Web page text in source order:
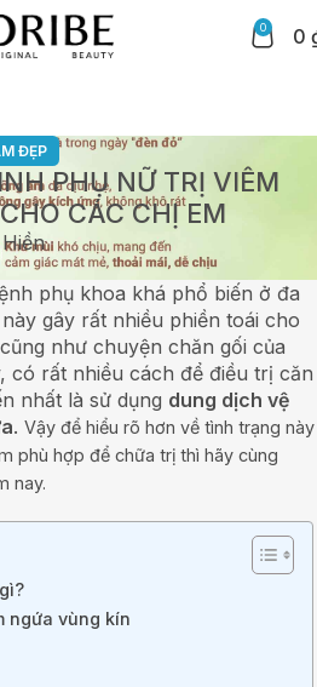
0 0
ĐẸP
PHỤ NỮ TRỊ VIÊM
CÁC CHỊ EM
phụ khoa khá phổ biến ở đa
gây rất nhiều phiền toái cho
như chuyện chăn gối của
có rất nhiều cách để điều trị căn
nhất là sử dụng dung dịch vệ
. Vậy để hiểu rõ hơn về tình trạng này
phù hợp để chữa trị thì hãy cùng
nay.
ngứa vùng kín